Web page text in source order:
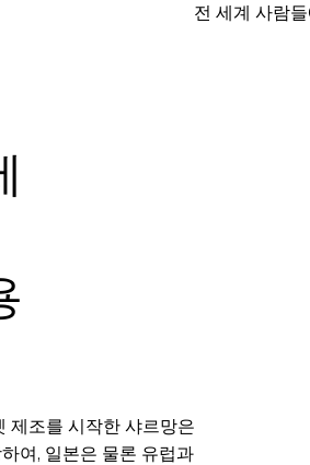
전 세계 사람
제조를 시작한 샤르망은
여, 일본은 물론 유럽과